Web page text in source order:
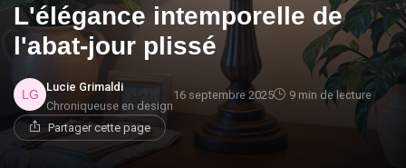
L'élégance intemporelle de
l'abat-jour plissé
Lucie Grimaldi
Chroniqueuse en design
16 septembre 2025 9 min de lecture
Partager cette page